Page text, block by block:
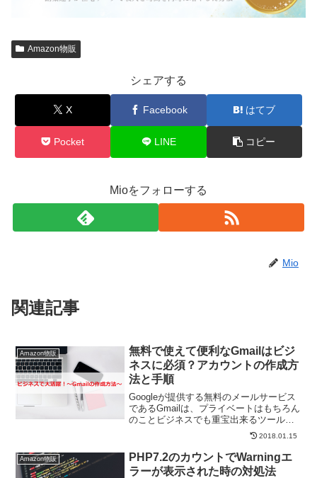
Amazon物販
シェアする
X Facebook はてブ
Pocket LINE コピー
Mioをフォローする
Mio
関連記事
Amazon物販
無料で使えて便利なGmailはビジ
ネスに必須？アカウントの作成方
法と手順
Googleが提供する無料のメールサービス
であるGmailは、プライベートはもちろん
のことビジネスでも重宝出来るツールの
一つです。フォルダの整理がしやすいの
でプライベート用と合わせて使っても良
いのですが、ビジネス用としても一つは
持っておきた...
2018.01.15
Amazon物販
PHP7.2のカウントでWarningエ
ラーが表示された時の対処法